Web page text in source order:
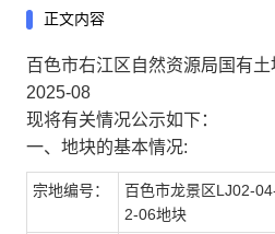
正文内容
百色市右江区自然资源局国有
2025-08
现将有关情况公示如下：
一、地块的基本情况:
宗地编号：
百色市龙景区LJ02-
2-06地块